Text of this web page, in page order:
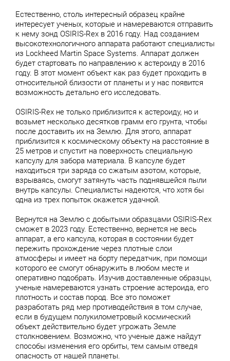
Естественно, столь интересный образец крайне
интересует ученых, которые и намереваются отправить
к нему зонд OSIRIS-Rex в 2016 году. Над созданием
высокотехнологичного аппарата работают специалисты
из Lockheed Martin Space Systems. Аппарат должен
будет стартовать по направлению к астероиду в 2016
году. В этот момент объект как раз будет проходить в
относительной близости от планеты и у нас появится
возможность детально его исследовать.
OSIRIS-Rex не только приблизится к астероиду, но и
возьмет несколько десятков грамм его грунта, чтобы
после доставить их на Землю. Для этого, аппарат
приблизится к космическому объекту на расстояние в
25 метров и спустит на поверхность специальную
капсулу для забора материала. В капсуле будет
находиться три заряда со сжатым азотом, которые,
взрываясь, смогут затянуть часть поднявшейся пыли
внутрь капсулы. Специалисты надеются, что хотя бы
одна из трех попыток окажется удачной.
Вернутся на Землю с добытыми образцами OSIRIS-Rex
сможет в 2023 году. Естественно, вернется не весь
аппарат, а его капсула, которая в состоянии будет
пережить прохождение через плотные слои
атмосферы и имеет на борту передатчик, при помощи
которого ее смогут обнаружить в любом месте и
оперативно подобрать. Изучив доставленные образцы,
ученые намереваются узнать строение астероида, его
плотность и состав пород. Все это поможет
разработать ряд мер противодействия в том случае,
если в будущем полукилометровый космический
объект действительно будет угрожать Земле
столкновением. Возможно, что ученые даже найдут
способы изменения его орбиты, тем самым отведя
опасность от нашей планеты.